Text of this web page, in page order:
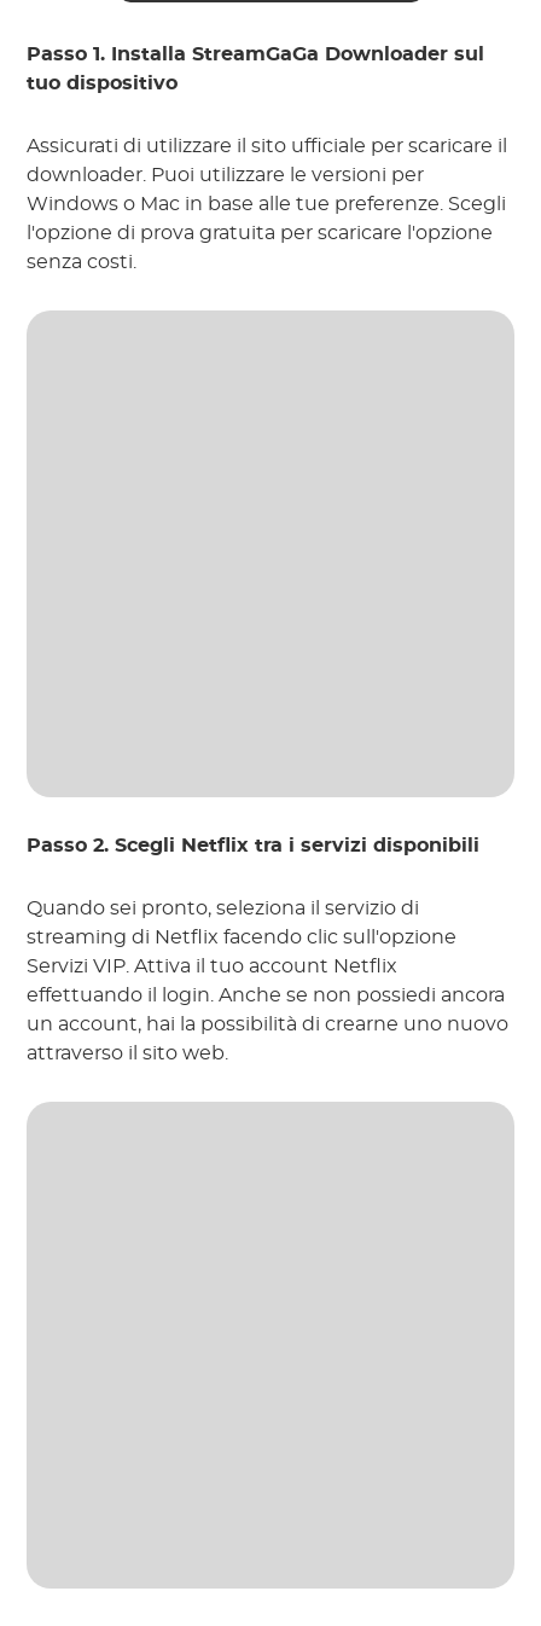
Passo 1. Installa StreamGaGa Downloader sul
tuo dispositivo
Assicurati di utilizzare il sito ufficiale per scaricare il
downloader. Puoi utilizzare le versioni per
Windows o Mac in base alle tue preferenze. Scegli
l'opzione di prova gratuita per scaricare l'opzione
senza costi.
Passo 2. Scegli Netflix tra i servizi disponibili
Quando sei pronto, seleziona il servizio di
streaming di Netflix facendo clic sull'opzione
Servizi VIP. Attiva il tuo account Netflix
effettuando il login. Anche se non possiedi ancora
un account, hai la possibilità di crearne uno nuovo
attraverso il sito web.